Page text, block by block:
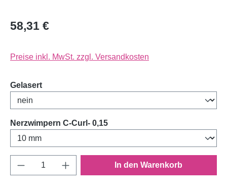
58,31 €
Preise inkl. MwSt. zzgl. Versandkosten
Gelasertauswählen
Nerzwimpern C-Curl- 0,15auswählen
Produkt Anzahl: Gib den gewünschten
In den Warenkorb